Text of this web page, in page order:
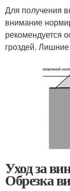
Для получения
внимание
рекомендуется
гроздей.
Уход за
Обрезка